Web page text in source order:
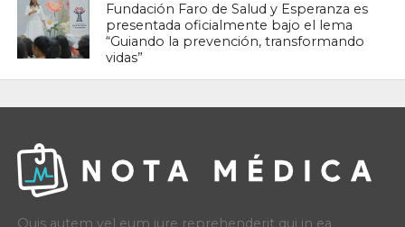
Fundación Faro de Salud y Esperanza es
presentada oficialmente bajo el lema
“Guiando la prevención, transformando
vidas”